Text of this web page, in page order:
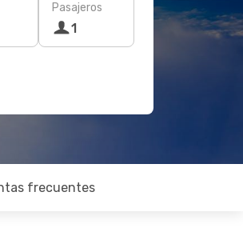
Pasajeros
1
frecuentes